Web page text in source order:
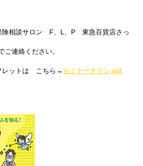
相談サロン F、L、P 東急百貨店さっ
連絡ください。
レットは こちら→ セミナーチラシ.pdf